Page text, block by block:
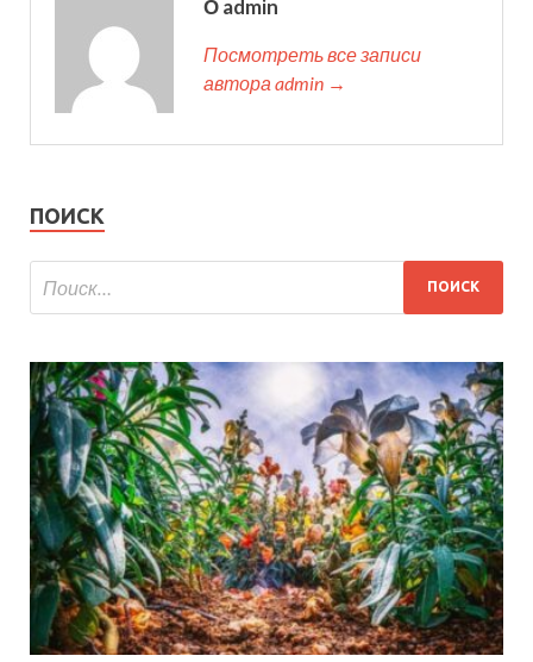
О admin
Посмотреть все записи
автора admin →
ПОИСК